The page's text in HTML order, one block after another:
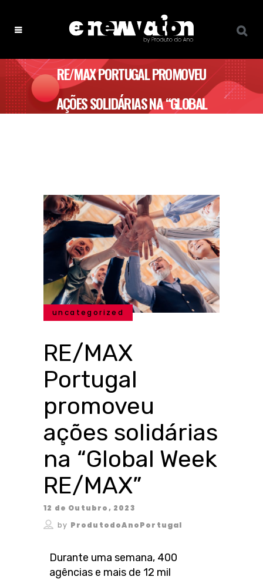
RE/MAX PORTUGAL PROMOVEU
AÇÕES SOLIDÁRIAS NA “GLOBAL
uncategorized
RE/MAX
Portugal
promoveu
ações solidárias
na “Global Week
RE/MAX”
12 de Outubro, 2023
by ProdutodoAnoPortugal
Durante uma semana, 400
agências e mais de 12 mil